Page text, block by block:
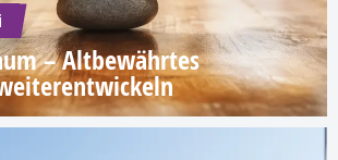
– Altbewährtes